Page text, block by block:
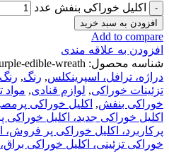
اکلیل خوراکی بنفش عدد
افزودن به سبد خرید
Add to compare
افزودن به علاقه مندی
شناسه محصول: edible-wreath
دراژه، ترافل، اسپرینکلس, رنگ,
تزئینات خوراکی, لوازم قنادی, مواد
خوراکی بنفش, اکلیل خوراکی
اکلیل خوراکی جدید، اکلیل خوراکی
پرکاربرد، اکلیل خوراکی پر فروش،
خوراکی تزئینی، اکلیل خوراکی